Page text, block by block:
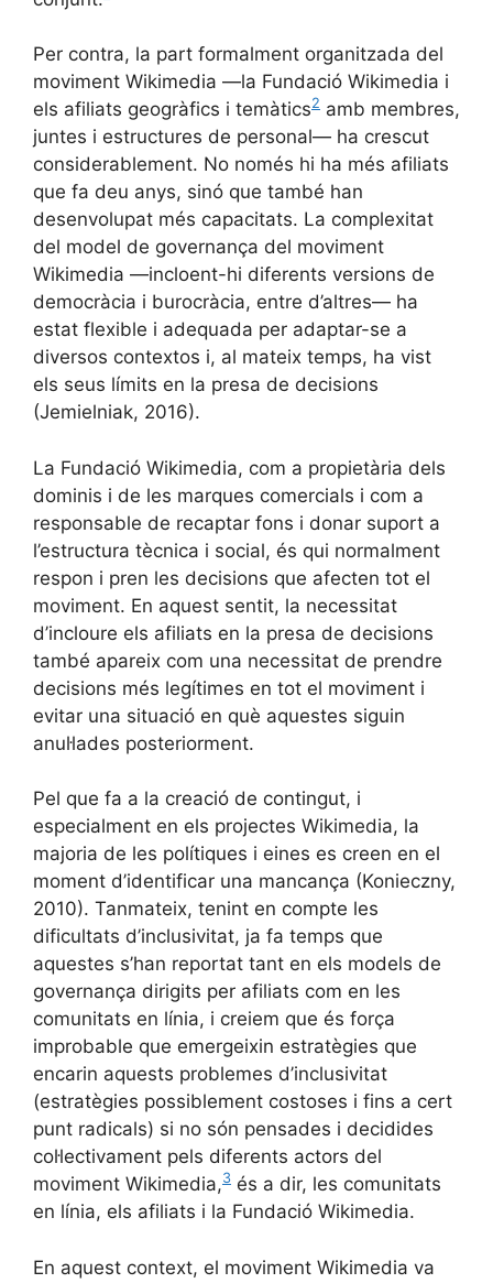
Per contra, la part formalment organitzada del
moviment Wikimedia —la Fundació Wikimedia i
els afiliats geogràfics i temàtics2 amb membres,
juntes i estructures de personal— ha crescut
considerablement. No només hi ha més afiliats
que fa deu anys, sinó que també han
desenvolupat més capacitats. La complexitat
del model de governança del moviment
Wikimedia —incloent-hi diferents versions de
democràcia i burocràcia, entre d’altres— ha
estat flexible i adequada per adaptar-se a
diversos contextos i, al mateix temps, ha vist
els seus límits en la presa de decisions
(Jemielniak, 2016).
La Fundació Wikimedia, com a propietària dels
dominis i de les marques comercials i com a
responsable de recaptar fons i donar suport a
l’estructura tècnica i social, és qui normalment
respon i pren les decisions que afecten tot el
moviment. En aquest sentit, la necessitat
d’incloure els afiliats en la presa de decisions
també apareix com una necessitat de prendre
decisions més legítimes en tot el moviment i
evitar una situació en què aquestes siguin
anul·lades posteriorment.
Pel que fa a la creació de contingut, i
especialment en els projectes Wikimedia, la
majoria de les polítiques i eines es creen en el
moment d’identificar una mancança (Konieczny,
2010). Tanmateix, tenint en compte les
dificultats d’inclusivitat, ja fa temps que
aquestes s’han reportat tant en els models de
governança dirigits per afiliats com en les
comunitats en línia, i creiem que és força
improbable que emergeixin estratègies que
encarin aquests problemes d’inclusivitat
(estratègies possiblement costoses i fins a cert
punt radicals) si no són pensades i decidides
col·lectivament pels diferents actors del
moviment Wikimedia,3 és a dir, les comunitats
en línia, els afiliats i la Fundació Wikimedia.
En aquest context, el moviment Wikimedia va